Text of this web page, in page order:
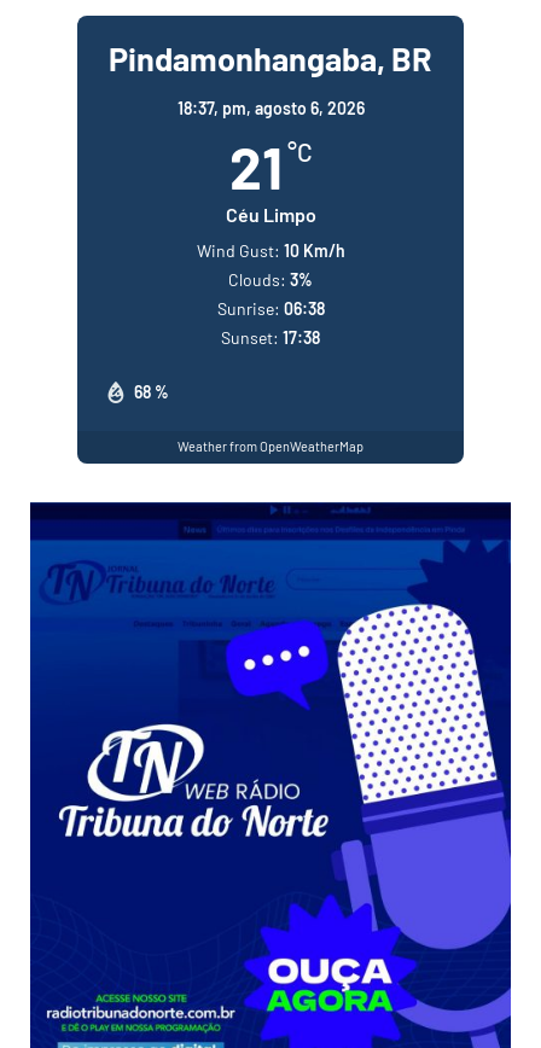
Pindamonhangaba, BR
18:37, pm, agosto 6, 2026
21 °C
Céu Limpo
68 %
Wind Gust: 10 Km/h
Clouds: 3%
Sunrise: 06:38
Sunset: 17:38
Weather from OpenWeatherMap